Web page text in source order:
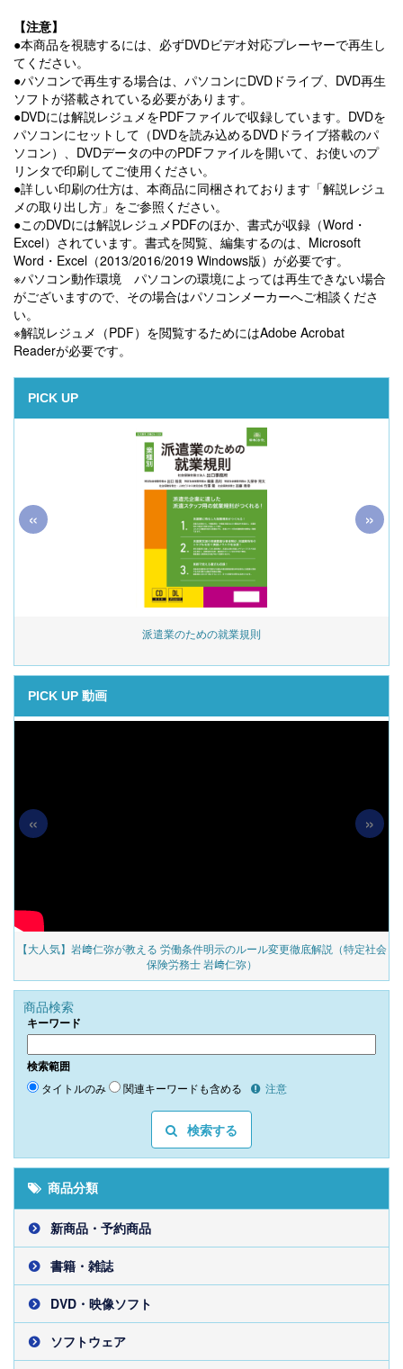
【注意】
●本商品を視聴するには、必ずDVDビデオ対応プレーヤーで再生し
てください。
●パソコンで再生する場合は、パソコンにDVDドライブ、DVD再生
ソフトが搭載されている必要があります。
●DVDには解説レジュメをPDFファイルで収録しています。DVDを
パソコンにセットして（DVDを読み込めるDVDドライブ搭載のパ
ソコン）、DVDデータの中のPDFファイルを開いて、お使いのプ
リンタで印刷してご使用ください。
●詳しい印刷の仕方は、本商品に同梱されております「解説レジュ
メの取り出し方」をご参照ください。
●このDVDには解説レジュメPDFのほか、書式が収録（Word・
Excel）されています。書式を閲覧、編集するのは、Microsoft
Word・Excel（2013/2016/2019 Windows版）が必要です。
※パソコン動作環境 パソコンの環境によっては再生できない場合
がございますので、その場合はパソコンメーカーへご相談くださ
い。
※解説レジュメ（PDF）を閲覧するためにはAdobe Acrobat
Readerが必要です。
PICK UP
派遣業のための就業規則
« »
PICK UP 動画
【大人気】岩﨑仁弥が教える 労働条件明示のルール変更徹底解説（特定社会
保険労務士 岩﨑仁弥）
« »
商品検索
キーワード
検索範囲
タイトルのみ 関連キーワードも含める 注意
検索する
商品分類
新商品・予約商品
書籍・雑誌
DVD・映像ソフト
ソフトウェア